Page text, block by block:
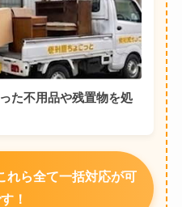
た不用品や残置物を処
れら全て一括対応が可
！